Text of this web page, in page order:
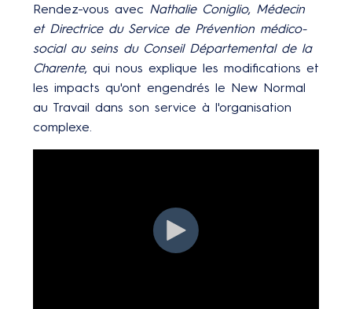
Rendez-vous avec Nathalie Coniglio, Médecin
et Directrice du Service de Prévention médico-
social au seins du Conseil Départemental de la
Charente, qui nous explique les modifications et
les impacts qu'ont engendrés le New Normal
au Travail dans son service à l'organisation
complexe.